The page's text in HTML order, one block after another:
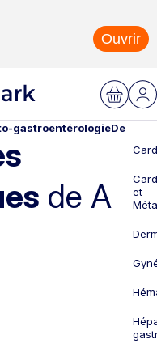
Ouvrir
gastroentérologie
de A
et